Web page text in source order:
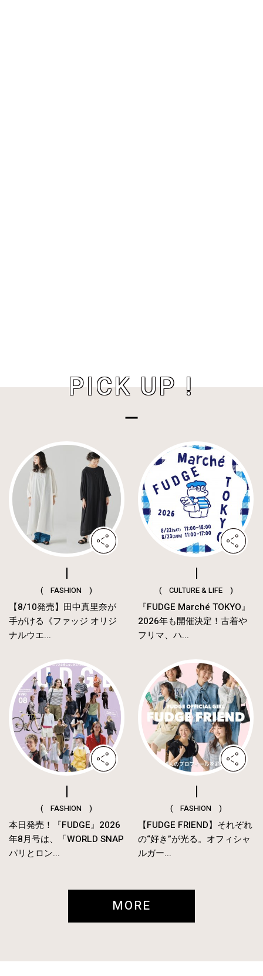
PICK UP !
( FASHION )
【8/10発売】田中真里奈が
手がける《ファッジ オリジ
ナルウエ...
( CULTURE & LIFE )
『FUDGE Marché TOKYO』
2026年も開催決定！古着や
フリマ、ハ...
( FASHION )
本日発売！『FUDGE』2026
年8月号は、「WORLD SNAP
パリとロン...
( FASHION )
【FUDGE FRIEND】それぞれ
の“好き”が光る。オフィシャ
ルガー...
MORE